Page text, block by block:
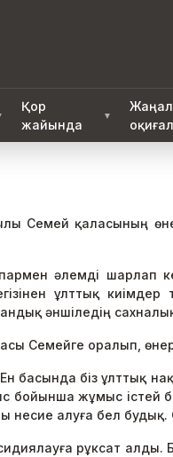
Қор
жайында
▼
Семей қаласының
әлемді шарлап
ұлттық
әншіледің сахналық
Семейге оралып,
біз ұлттық
бойынша жұмыс
несие алуға бел
рұксат алды.